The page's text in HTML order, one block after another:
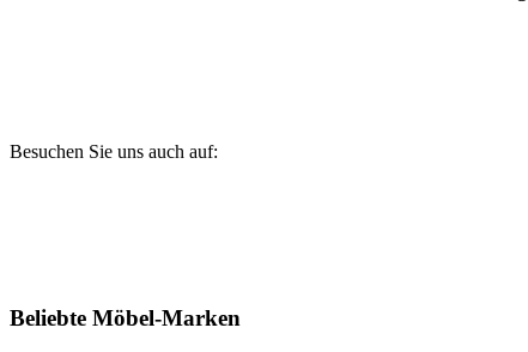
Besuchen Sie uns auch auf:
Beliebte Möbel-Marken